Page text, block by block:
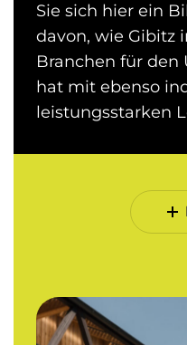
Sie sich hier ein
davon, wie Gibitz
Branchen für den
hat mit ebenso
leistungsstarken
Pension
Alte